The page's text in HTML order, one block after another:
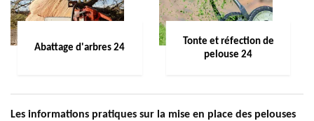
Abattage d'arbres 24
Tonte et réfection de
pelouse 24
Les informations pratiques sur la mise en place des pelouses